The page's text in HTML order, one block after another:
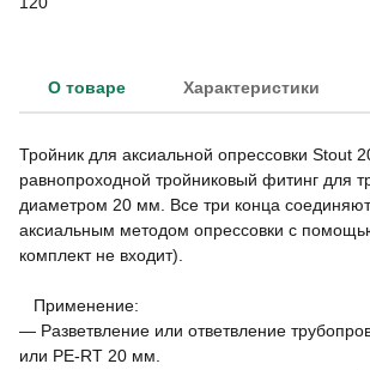
О товаре Характеристики
Тройник для аксиальной опрессовки
равнопроходной тройниковый фитинг для
диаметром 20 мм. Все три конца
аксиальным методом опрессовки с
комплект не входит).
Применение:
— Разветвление или ответвление
или PE-RT 20 мм.